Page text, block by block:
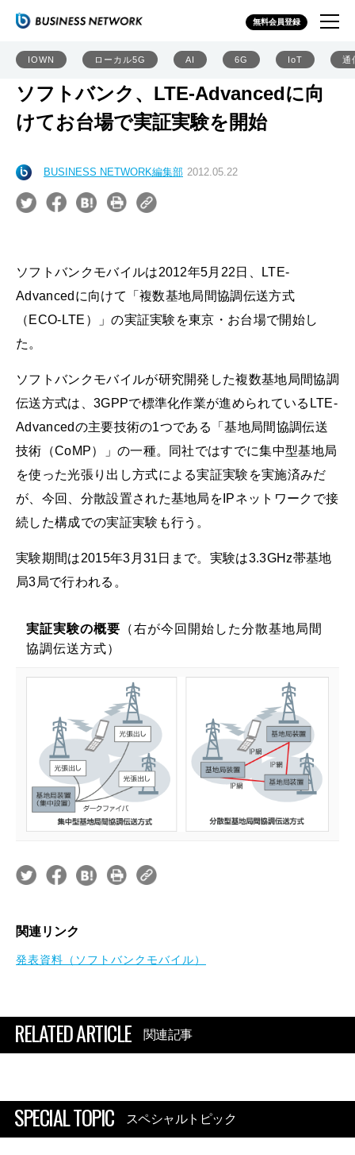
無料会員登録
IOWN ローカル5G AI 6G IoT 通
ソフトバンク、LTE-Advancedに向
けてお台場で実証実験を開始
BUSINESS NETWORK編集部 2012.05.22
ソフトバンクモバイルは2012年5月22日、LTE-
Advancedに向けて「複数基地局間協調伝送方式
（ECO-LTE）」の実証実験を東京・お台場で開始し
た。
ソフトバンクモバイルが研究開発した複数基地局間協調
伝送方式は、3GPPで標準化作業が進められているLTE-
Advancedの主要技術の1つである「基地局間協調伝送
技術（CoMP）」の一種。同社ではすでに集中型基地局
を使った光張り出し方式による実証実験を実施済みだ
が、今回、分散設置された基地局をIPネットワークで接
続した構成での実証実験も行う。
実験期間は2015年3月31日まで。実験は3.3GHz帯基地
局3局で行われる。
実証実験の概要 （右が今回開始した分散基地局間
協調伝送方式）
関連リンク
発表資料（ソフトバンクモバイル）
RELATED ARTICLE 関連記事
SPECIAL TOPIC スペシャルトピック